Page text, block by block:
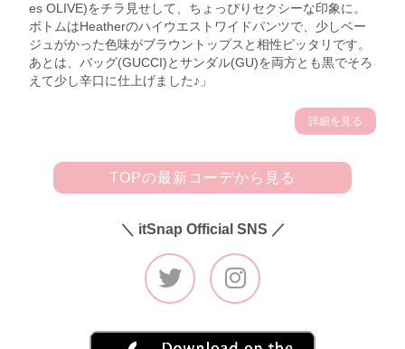
es OLIVE)をチラ見せして、ちょっぴりセクシーな印象に。
ボトムはHeatherのハイウエストワイドパンツで、少しベー
ジュがかった色味がブラウントップスと相性ピッタリです。
あとは、バッグ(GUCCI)とサンダル(GU)を両方とも黒でそろ
えて少し辛口に仕上げました♪」
詳細を見る
TOPの最新コーデから見る
＼ itSnap Official SNS ／